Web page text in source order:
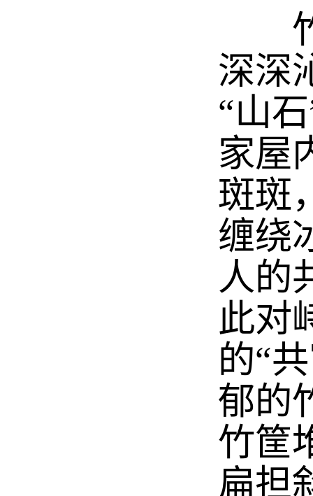
竹
深深
“山
家屋
斑斑
缠绕
人的
此对
的“
郁的
竹筐
扁担